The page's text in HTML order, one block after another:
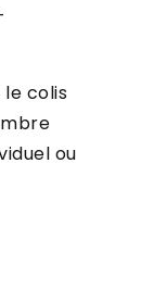
le colis
ou